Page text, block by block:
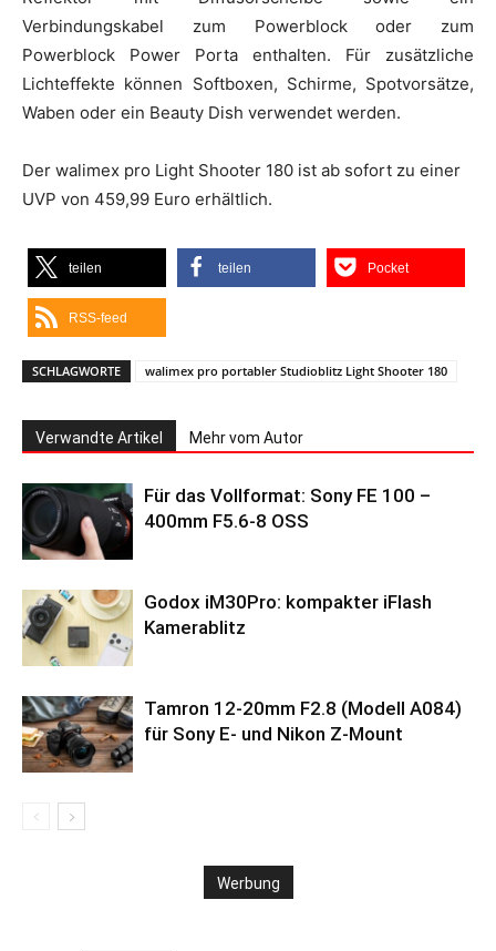
Verbindungskabel zum Powerblock oder zum
Powerblock Power Porta enthalten. Für zusätzliche
Lichteffekte können Softboxen, Schirme, Spotvorsätze,
Waben oder ein Beauty Dish verwendet werden.
Der walimex pro Light Shooter 180 ist ab sofort zu einer
UVP von 459,99 Euro erhältlich.
teilen teilen Pocket
RSS-feed
SCHLAGWORTE walimex pro portabler Studioblitz Light Shooter 180
Verwandte Artikel Mehr vom Autor
Für das Vollformat: Sony FE 100 –
400mm F5.6-8 OSS
Godox iM30Pro: kompakter iFlash
Kamerablitz
Tamron 12-20mm F2.8 (Modell A084)
für Sony E- und Nikon Z-Mount
Werbung